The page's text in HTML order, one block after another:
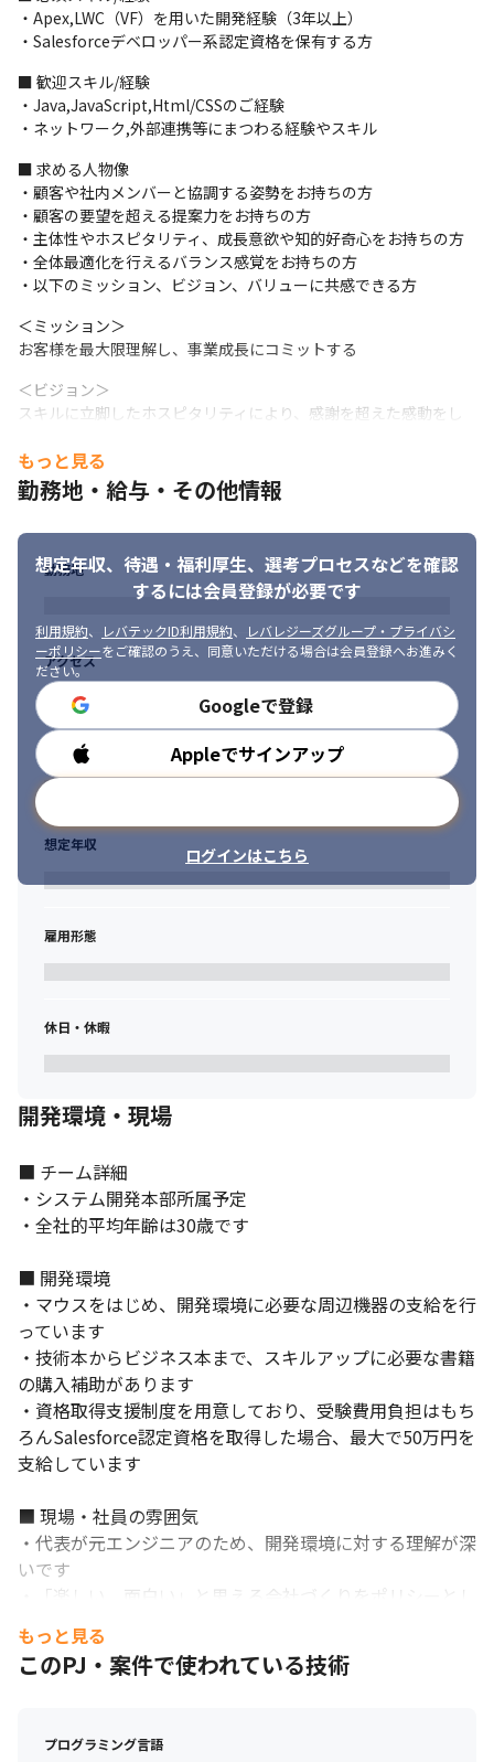
・某行政機関
・大手商用自動車メーカー
・大手流通グループ
・最大手HR、広告事業グループ
・大手不動産会社
・最大手監査法人
■ この仕事の面白み、魅力
・プライム案件、社内開発100%のため上流工程から携わることが
可能です
・Salesforce社やお客様より高い評価を得ており、高度なスキル
を身につけることができます
・細かく分業化をしていないため、上流工程やリーダー/マネジメ
ントに挑戦できる環境がございます
・Apex,LWC（VF）を用いた開発経験（3年以上）
・Salesforceデベロッパー系認定資格を保有する方
■ 歓迎スキル/経験
・Java,JavaScript,Html/CSSのご経験
・ネットワーク,外部連携等にまつわる経験やスキル
■ 求める人物像
・顧客や社内メンバーと協調する姿勢をお持ちの方
・顧客の要望を超える提案力をお持ちの方
・主体性やホスピタリティ、成長意欲や知的好奇心をお持ちの方
・全体最適化を行えるバランス感覚をお持ちの方
・以下のミッション、ビジョン、バリューに共感できる方
＜ミッション＞
お客様を最大限理解し、事業成長にコミットする
＜ビジョン＞
スキルに立脚したホスピタリティにより、感謝を超えた感動をし
＜バリュー＞
ヒトに寄り添い、ヒトの想いを実現する
もっと見る
勤務地・給与・その他情報
想定年収、待遇・福利厚生、 選考プロセスなどを確認
するには会員登録が必要です
利用規約、 レバテックID利用規約、
レバレジーズグループ・プライバシ
ーポリシーをご確認のうえ、同意いただける場合は会員登録へお進みく
ださい。
Googleで登録
Appleでサインアップ
ログインはこちら
勤務地
アクセス
勤務時間
想定年収
雇用形態
休日・休暇
開発環境・現場
■ チーム詳細
・システム開発本部所属予定
・全社的平均年齢は30歳です
■ 開発環境
・マウスをはじめ、開発環境に必要な周辺機器の支給を行
っています
・技術本からビジネス本まで、スキルアップに必要な書籍
の購入補助があります
・資格取得支援制度を用意しており、受験費用負担はもち
ろんSalesforce認定資格を取得した場合、最大で50万円を
支給しています
■ 現場・社員の雰囲気
・代表が元エンジニアのため、開発環境に対する理解が深
いです
・「楽しい、面白い」と思える会社づくりをポリシーとし
ています
・信頼やホスピタリティを大事にしており、互いに支え合
う文化があります
・組織や事業の拡大ではなく、高い品質のサービスを顧客
もっと見る
このPJ・案件で使われている技術
プログラミング言語